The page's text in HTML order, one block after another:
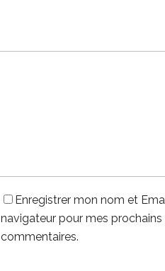
Enregistrer mon nom et
navigateur pour mes prochains
commentaires.